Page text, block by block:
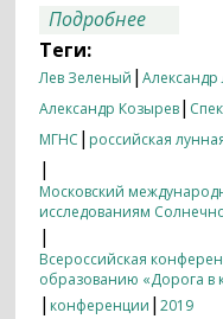
Подробнее
Теги:
Лев Зеленый |Александр
Александр Козырев|
МГНС | российская
|
Московский
исследованиям
|
Всероссийская
образованию «Дорога в
| конференции |2019